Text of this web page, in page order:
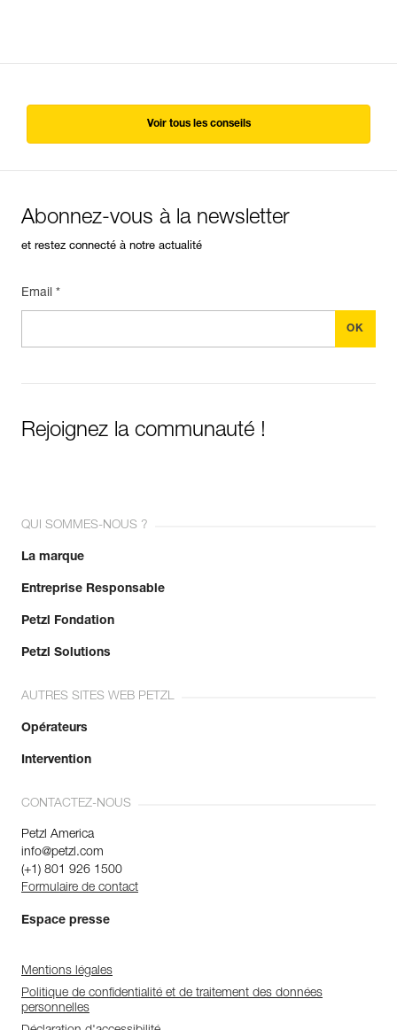
Voir tous les conseils
Abonnez-vous à la newsletter
et restez connecté à notre actualité
Email *
Rejoignez la communauté !
QUI SOMMES-NOUS ?
La marque
Entreprise Responsable
Petzl Fondation
Petzl Solutions
AUTRES SITES WEB PETZL
Opérateurs
Intervention
CONTACTEZ-NOUS
Petzl America
info@petzl.com
(+1) 801 926 1500
Formulaire de contact
Espace presse
Mentions légales
Politique de confidentialité et de traitement des données
personnelles